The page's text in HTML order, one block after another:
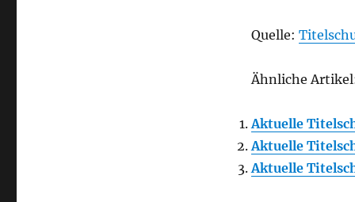
Quelle:
Ähnliche
Aktuelle
Aktuelle
Aktuelle